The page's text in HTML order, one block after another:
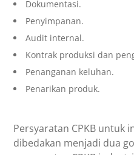
Dokumentasi.
Penyimpanan.
Audit internal.
Kontrak produksi dan
Penanganan keluhan.
Penarikan produk.
Persyaratan CPKB untuk
dibedakan menjadi dua